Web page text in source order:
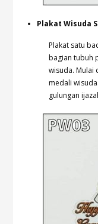
Plakat Wisuda
Plakat satu
bagian tubuh
wisuda. Mulai
medali
gulungan